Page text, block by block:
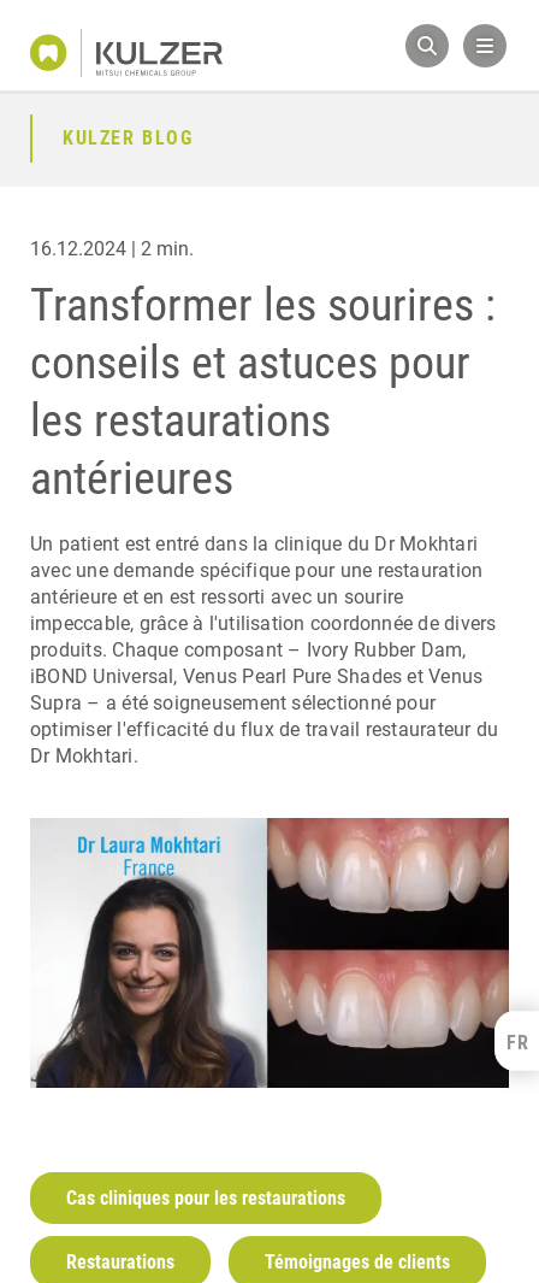
Kulzer Benelux FR
FRANÇAIS
KULZER BLOG
16.12.2024 | 2 min.
Transformer les sourires :
conseils et astuces pour
les restaurations
antérieures
Un patient est entré dans la clinique du Dr Mokhtari
avec une demande spécifique pour une restauration
antérieure et en est ressorti avec un sourire
impeccable, grâce à l'utilisation coordonnée de divers
produits. Chaque composant – Ivory Rubber Dam,
iBOND Universal, Venus Pearl Pure Shades et Venus
Supra – a été soigneusement sélectionné pour
optimiser l'efficacité du flux de travail restaurateur du
Dr Mokhtari.
Cas cliniques pour les restaurations
Restaurations Témoignages de clients